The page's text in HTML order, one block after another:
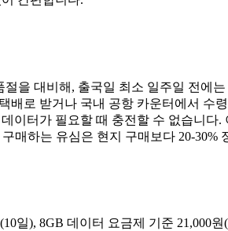
절을 대비해, 출국일 최소 일주일 전에
배로 받거나 국내 공항 카운터에서 수
이터가 필요할 때 충전할 수 없습니다
매하는 유심은 현지 구매보다 20-
일), 8GB 데이터 요금제 기준